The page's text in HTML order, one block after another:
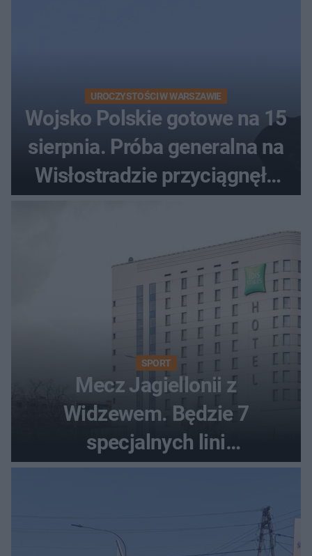
UROCZYSTOŚCI W WARSZAWIE
Wojsko Polskie gotowe na 15
sierpnia. Próba generalna na
Wisłostradzie przyciągnęła
tłumy
SPORT
Mecz Jagiellonii z
Widzewem. Będzie 7
specjalnych lini
autobusowych